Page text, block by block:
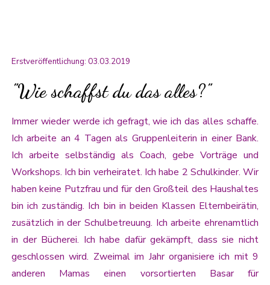
Erstveröffentlichung: 03.03.2019
"Wie schaffst du das alles?"
Immer wieder werde ich gefragt, wie ich das alles schaffe.
Ich arbeite an 4 Tagen als Gruppenleiterin in einer Bank.
Ich arbeite selbständig als Coach, gebe Vorträge und
Workshops. Ich bin verheiratet. Ich habe 2 Schulkinder. Wir
haben keine Putzfrau und für den Großteil des Haushaltes
bin ich zuständig. Ich bin in beiden Klassen Elternbeirätin,
zusätzlich in der Schulbetreuung. Ich arbeite ehrenamtlich
in der Bücherei. Ich habe dafür gekämpft, dass sie nicht
geschlossen wird. Zweimal im Jahr organisiere ich mit 9
anderen Mamas einen vorsortierten Basar für